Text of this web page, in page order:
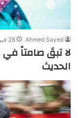
Ahmed Sayed 28 فبراير، 2020
لا تبقَ صامتاً
الحديث